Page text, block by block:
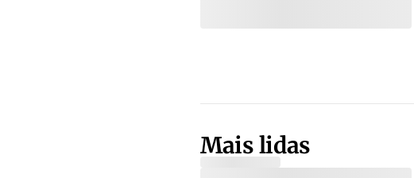
Mais lidas